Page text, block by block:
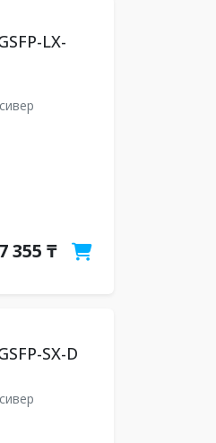
LX-
7 355 ₸
SX-D